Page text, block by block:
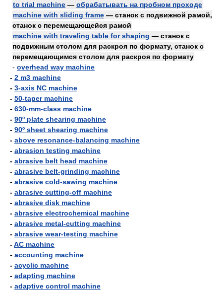
to trial machine — обрабатывать на пробном проходе
machine with sliding frame — станок с подвижной рамой,
станок с перемещающейся рамой
machine with traveling table for shaping — станок с
подвижным столом для раскроя по формату, станок с
перемещающимся столом для раскроя по формату
- overhead way machine
- 2 m3 machine
- 3-axis NC machine
- 50-taper machine
- 630-mm-class machine
- 90º plate shearing machine
- 90º sheet shearing machine
- above resonance-balancing machine
- abrasion testing machine
- abrasive belt head machine
- abrasive belt-grinding machine
- abrasive cold-sawing machine
- abrasive cutting-off machine
- abrasive disk machine
- abrasive electrochemical machine
- abrasive metal-cutting machine
- abrasive wear-testing machine
-AC machine
- accounting machine
- acyclic machine
- adapting machine
- adaptive control machine